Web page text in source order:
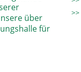
über
für